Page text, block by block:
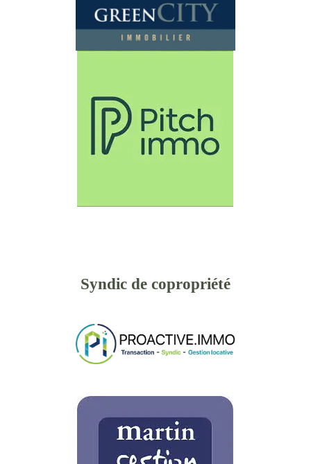
Syndic de copropriété